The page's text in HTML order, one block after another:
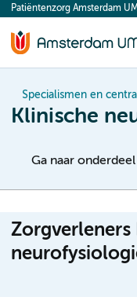
content
Patiëntenzorg Amsterdam
Specialismen en centra
Klinische
Ga naar onderdeel
Zorgverleners